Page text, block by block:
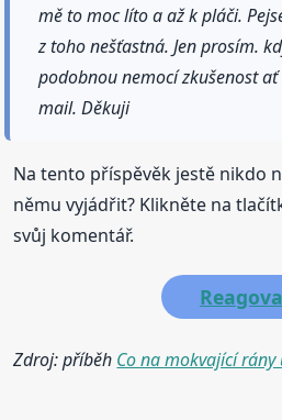
mě to moc líto a až k pláči.
z toho nešťastná. Jen prosím.
podobnou nemocí zkušenost
mail. Děkuji
Na tento příspěvěk jestě nikdo
němu vyjádřit? Klikněte na
svůj komentář.
Zdroj: příběh Co na mokvající rány